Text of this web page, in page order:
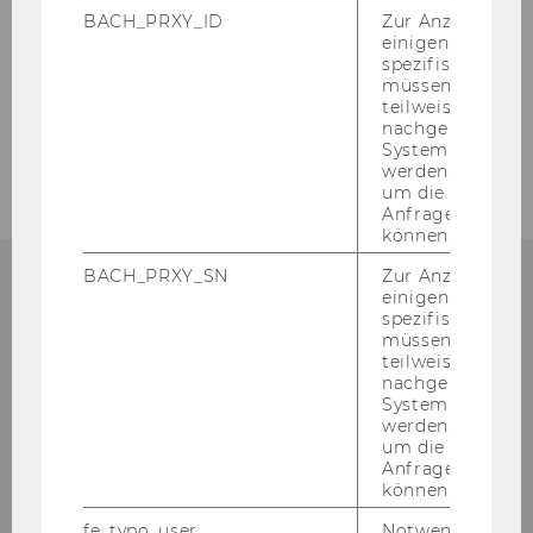
Universitätspersonal an der
Gebäude AD
BACH_PRXY_ID
Zur Anzeige von
einigen WU-
spezifischen
müssen
teilweise von
nachgelagerten
System
werden.
um die Antwort
Anfrage
können.
BACH_PRXY_SN
Zur Anzeige von
einigen WU-
spezifischen
müssen
teilweise von
nachgelagerten
System
werden.
um die Antwort
Anfrage
können.